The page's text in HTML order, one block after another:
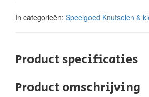
In categorieën: Speelgoed Knutselen &
Product specificaties
Product omschrijving